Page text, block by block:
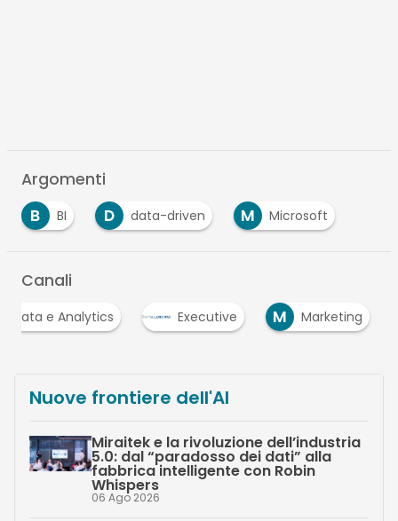
Argomenti
B
BI D data-driven M Microsoft
Canali
Data e Analytics Executive M Marketing
Nuove frontiere dell'AI
Miraitek e la rivoluzione dell’industria
5.0: dal “paradosso dei dati” alla
fabbrica intelligente con Robin
Whispers
06 Ago 2026